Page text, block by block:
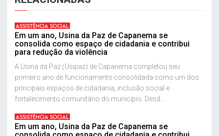
ASSISTÊNCIA SOCIAL
Em um ano, Usina da Paz de Capanema se
consolida como espaço de cidadania e contribui
para redução da violência
A Usina da Paz (Usipaz) de Capanema completou seu
primeiro ano de funcionamento consolidada como um dos
principais espaços de cidadania, inclusão social e
fortalecimento comunitário do município. Desd...
ASSISTÊNCIA SOCIAL
Em um ano, Usina da Paz de Capanema se